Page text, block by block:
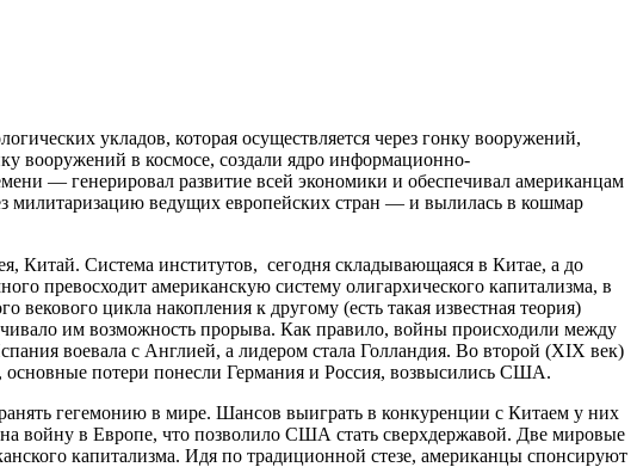
укладов, которая осуществляется через гонку вооружений,
вооружений в космосе, создали ядро информационно-
— генерировал развитие всей экономики и обеспечивал американцам
милитаризацию ведущих европейских стран — и вылилась в кошмар
Система институтов, сегодня складывающаяся в Китае, а до
превосходит американскую систему олигархического капитализма, в
цикла накопления к другому (есть такая известная теория)
им возможность прорыва. Как правило, войны происходили между
воевала с Англией, а лидером стала Голландия. Во второй (XIX век)
потери понесли Германия и Россия, возвысились США.
гегемонию в мире. Шансов выиграть в конкуренции с Китаем у них
войну в Европе, что позволило США стать сверхдержавой. Две мировые
капитализма. Идя по традиционной стезе, американцы спонсируют